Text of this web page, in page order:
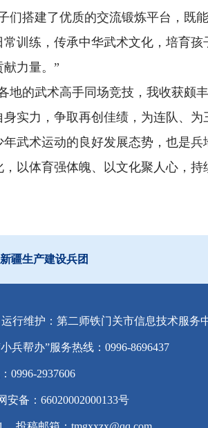
们搭建了优质的交流锻炼平台，既
训练，传承中华武术文化，培育
力量。”
地的武术高手同场竞技，我收获颇
实力，争取再创佳绩，为连队、为
武术运动的良好发展态势，也是
以体育强体魄、以文化聚人心，持
新疆生产建设兵团
运行维护：第二师铁门关市信息技术服务
小兵帮办”服务热线：0996-8696437
0996-2937606
安备：66020002000133号